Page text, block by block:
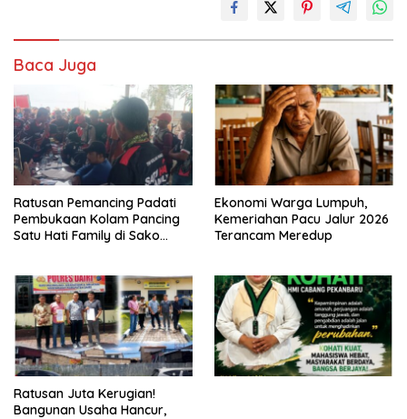
Baca Juga
Ratusan Pemancing Padati
Pembukaan Kolam Pancing
Satu Hati Family di Sako
Ekonomi Warga Lumpuh,
Kemeriahan Pacu Jalur 2026
Terancam Meredup
Ratusan Juta Kerugian!
Bangunan Usaha Hancur,